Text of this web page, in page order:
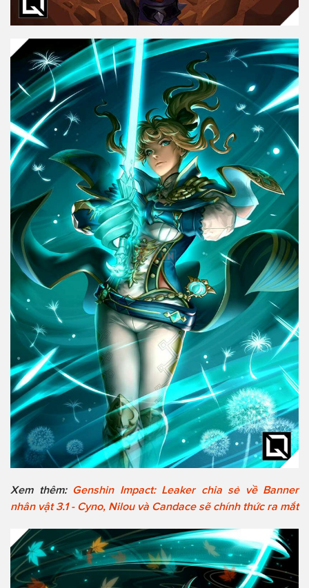
Xem thêm: Genshin Impact: Leaker chia sẻ về Banner
nhân vật 3.1 - Cyno, Nilou và Candace sẽ chính thức ra mắt